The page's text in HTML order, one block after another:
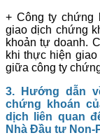
+ Công ty chứng
giao dịch chứng
khoản tự doanh.
khi thực hiện
giữa công ty
3. Hướng dẫn
chứng khoán
dịch liên quan
Nhà Đầu tư Non-